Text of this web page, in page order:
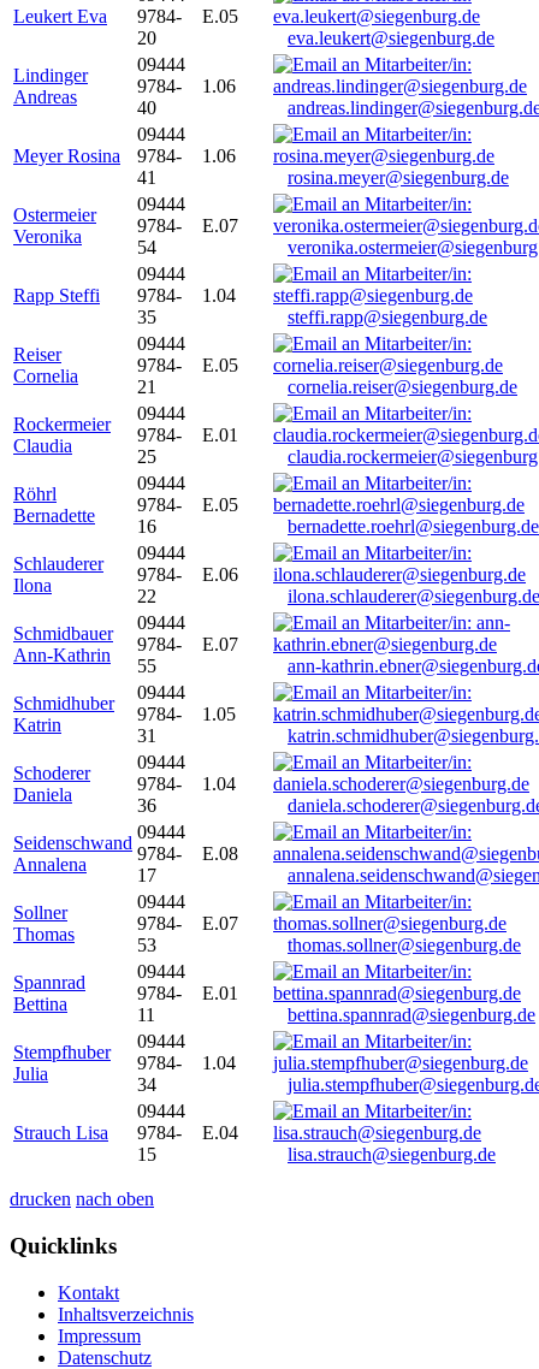
Leukert Eva
9784-
20
E.05
eva.leukert@siegenburg.de
Lindinger
Andreas
09444
9784-
40
1.06
Meyer Rosina
09444
9784-
41
1.06
rosina.meyer@siegenburg.de
Ostermeier
Veronika
09444
9784-
54
E.07
Rapp Steffi
09444
9784-
35
1.04
steffi.rapp@siegenburg.de
Reiser
Cornelia
09444
9784-
21
E.05
cornelia.reiser@siegenburg.de
Rockermeier
Claudia
09444
9784-
25
E.01
Röhrl
Bernadette
09444
9784-
16
E.05
bernadette.roehrl@siegenburg.de
Schlauderer
Ilona
09444
9784-
22
E.06
ilona.schlauderer@siegenburg.de
Schmidbauer
Ann-Kathrin
09444
9784-
55
E.07
ann-
Schmidhuber
Katrin
09444
9784-
31
1.05
Schoderer
Daniela
09444
9784-
36
1.04
Seidenschwand
Annalena
09444
9784-
17
E.08
Sollner
Thomas
09444
9784-
53
E.07
thomas.sollner@siegenburg.de
Spannrad
Bettina
09444
9784-
11
E.01
bettina.spannrad@siegenburg.de
Stempfhuber
Julia
09444
9784-
34
1.04
Strauch Lisa
09444
9784-
15
E.04
lisa.strauch@siegenburg.de
drucken nach oben
Quicklinks
Kontakt
Inhaltsverzeichnis
Impressum
Datenschutz